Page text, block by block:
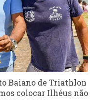
Baiano de Triathlon
colocar Ilhéus não